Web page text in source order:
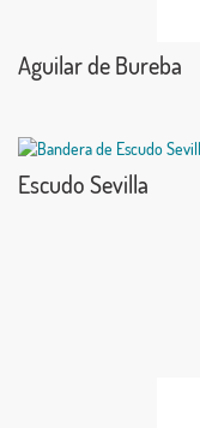
Aguilar de Bureba
Escudo Sevilla